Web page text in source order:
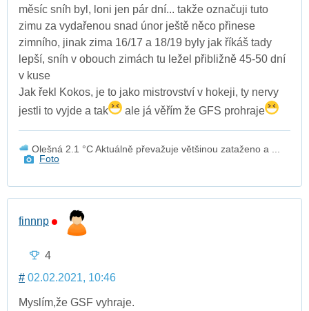
měsíc sníh byl, loni jen pár dní... takže označuji tuto
zimu za vydařenou snad únor ještě něco přinese
zimního, jinak zima 16/17 a 18/19 byly jak říkáš tady
lepší, sníh v obouch zimách tu ležel přibližně 45-50 dní
v kuse
Jak řekl Kokos, je to jako mistrovství v hokeji, ty nervy
jestli to vyjde a tak
ale já věřím že GFS prohraje
Olešná 2.1 °C Aktuálně převažuje většinou zataženo a ...
Foto
finnnp
4
# 02.02.2021, 10:46
Myslím,že GSF vyhraje.